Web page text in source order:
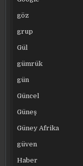
göz
grup
Gül
gümrük
gün
Güncel
Güneş
Güney Afrika
güven
Haber